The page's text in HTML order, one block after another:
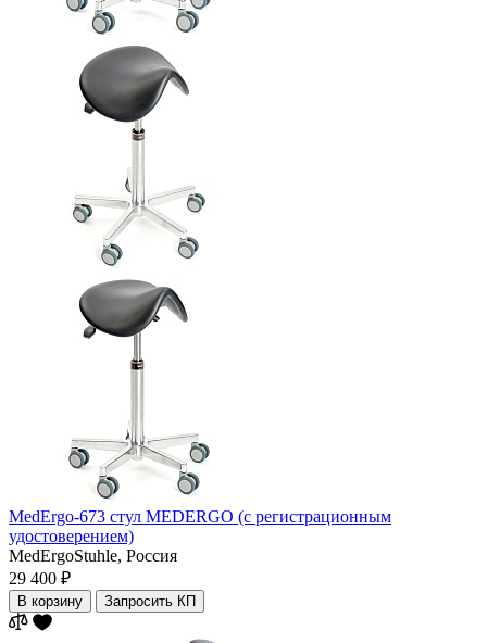
MedErgo-673 стул MEDERGO (с регистрационным
удостоверением)
MedErgoStuhle, Россия
29 400 ₽
В корзину Запросить КП